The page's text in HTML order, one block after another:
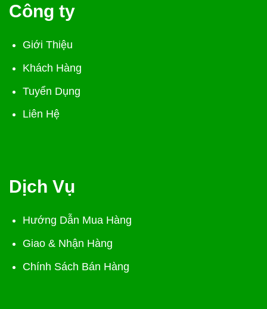
Công ty
Giới Thiệu
Khách Hàng
Tuyển Dụng
Liên Hệ
Dịch Vụ
Hướng Dẫn Mua Hàng
Giao & Nhận Hàng
Chính Sách Bán Hàng